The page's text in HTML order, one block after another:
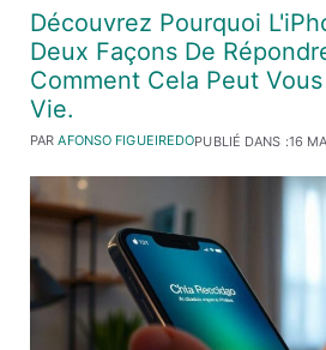
Découvrez Pourquoi
Deux Façons De
Comment Cela Peut
Vie.
PUBLIÉ DANS :16
PARAFONSO FIGUEIREDO